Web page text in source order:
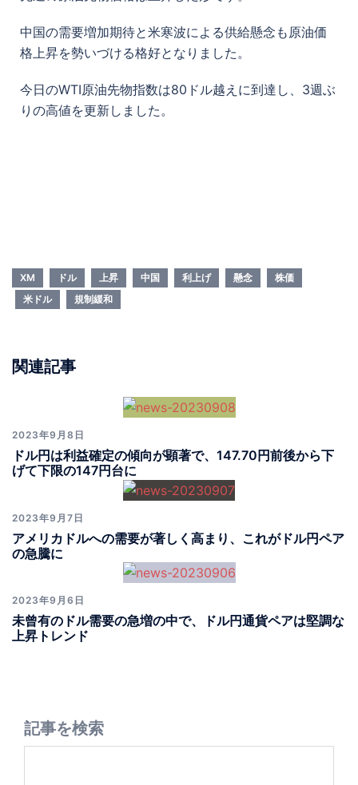
中国の需要増加期待と米寒波による供給懸念も原油価
格上昇を勢いづける格好となりました。
今日のWTI原油先物指数は80ドル越えに到達し、3週ぶ
りの高値を更新しました。
XM ドル 上昇 中国 利上げ 懸念
株価
米ドル
規制緩和
関連記事
2023年9月8日
ドル円は利益確定の傾向が顕著で、147.70円前後から下
げて下限の147円台に
2023年9月7日
アメリカドルへの需要が著しく高まり、これがドル円ペア
の急騰に
2023年9月6日
未曾有のドル需要の急増の中で、ドル円通貨ペアは堅調な
上昇トレンド
記事を検索